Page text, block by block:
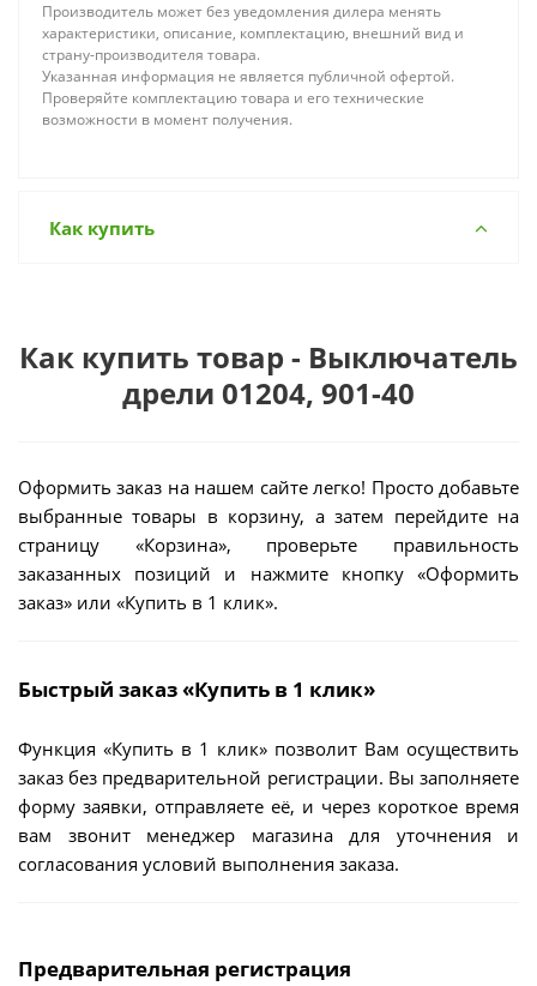
Производитель может без уведомления дилера менять
характеристики, описание, комплектацию, внешний вид и
страну-производителя товара.
Указанная информация не является публичной офертой.
Проверяйте комплектацию товара и его технические
возможности в момент получения.
Как купить
Как купить товар - Выключатель
дрели 01204, 901-40
Оформить заказ на нашем сайте легко! Просто добавьте
выбранные товары в корзину, а затем перейдите на
страницу «Корзина», проверьте правильность
заказанных позиций и нажмите кнопку «Оформить
заказ» или «Купить в 1 клик».
Быстрый заказ «Купить в 1 клик»
Функция «Купить в 1 клик» позволит Вам осуществить
заказ без предварительной регистрации. Вы заполняете
форму заявки, отправляете её, и через короткое время
вам звонит менеджер магазина для уточнения и
согласования условий выполнения заказа.
Предварительная регистрация